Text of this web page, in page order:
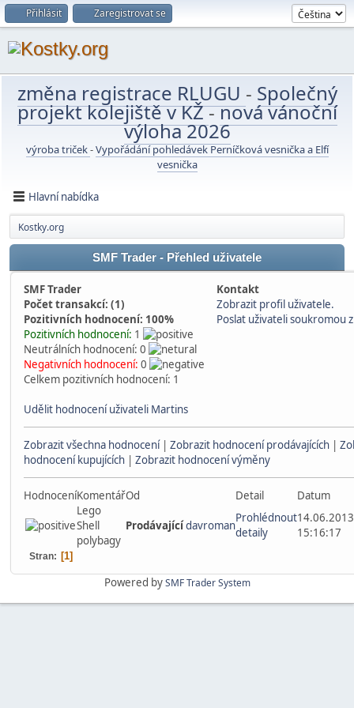
Přihlásit Zaregistrovat se
změna registrace RLUGU - Společný
projekt kolejiště v KŽ-nová vánoční
výloha 2026
výroba triček-Vypořádání pohledávek Perníčková vesnička a Elfí
vesnička
Hlavní nabídka
Kostky.org
SMF Trader - Přehled uživatele
SMF Trader
Kontakt
Počet transakcí: (1)
Zobrazit profil uživatele.
Pozitivních hodnocení: 100%
Poslat uživateli soukromou
Pozitivních hodnocení: 1
Neutrálních hodnocení: 0
Negativních hodnocení: 0
Celkem pozitivních hodnocení: 1
Udělit hodnocení uživateli Martins
Zobrazit všechna hodnocení| Zobrazit hodnocení prodávajících |
hodnocení kupujících | Zobrazit hodnocení výměny
HodnoceníKomentářOd Detail
Datum
Lego
Shell
polybagy
Prodávajícídavroman
Prohlédnout
detaily
15:16:17
Stran 1
Powered bySMF Trader System